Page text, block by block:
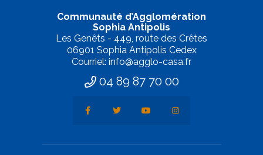
Communauté d’Agglomération
Sophia Antipolis
Les Genêts - 449, route des Crêtes
06901 Sophia Antipolis Cedex
Courriel: info@agglo-casa.fr
04 89 87 70 00